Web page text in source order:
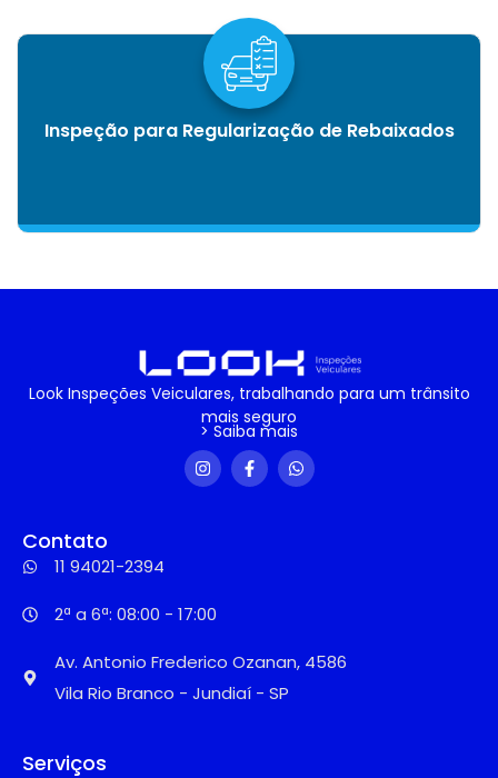
Inspeção para Regularização de Rebaixados
Look Inspeções Veiculares, trabalhando para um trânsito
mais seguro
> Saiba mais
Serviços
Contato
11 94021-2394
2ª a 6ª: 08:00 - 17:00
Av. Antonio Frederico Ozanan, 4586
Vila Rio Branco - Jundiaí - SP